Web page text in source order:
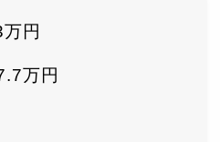
円
万円